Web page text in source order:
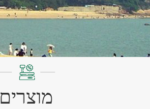
מוצרים